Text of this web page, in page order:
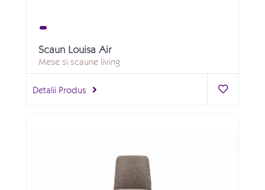
Scaun Louisa Air
Mese si scaune living
Detalii Produs